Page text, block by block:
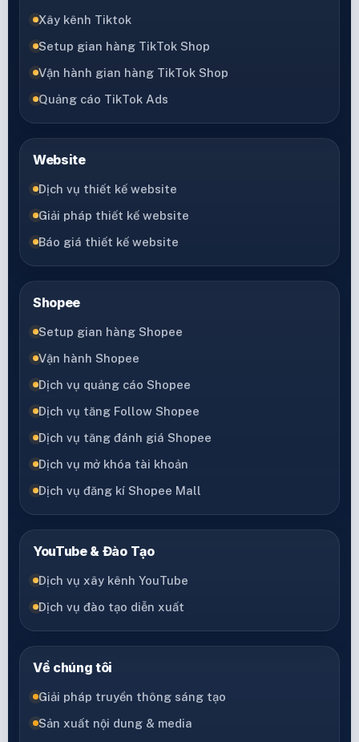
Xây kênh Tiktok
Setup gian hàng TikTok Shop
Vận hành gian hàng TikTok Shop
Quảng cáo TikTok Ads
Website
Dịch vụ thiết kế website
Giải pháp thiết kế website
Báo giá thiết kế website
Shopee
Setup gian hàng Shopee
Vận hành Shopee
Dịch vụ quảng cáo Shopee
Dịch vụ tăng Follow Shopee
Dịch vụ tăng đánh giá Shopee
Dịch vụ mở khóa tài khoản
Dịch vụ đăng kí Shopee Mall
YouTube & Đào Tạo
Dịch vụ xây kênh YouTube
Dịch vụ đào tạo diễn xuất
Về chúng tôi
Giải pháp truyền thông sáng tạo
Sản xuất nội dung & media